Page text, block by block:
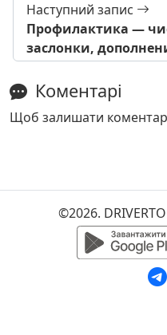
Наступний запис
Профилактика —
заслонки,
Коментарі
Щоб залишати
©2026.